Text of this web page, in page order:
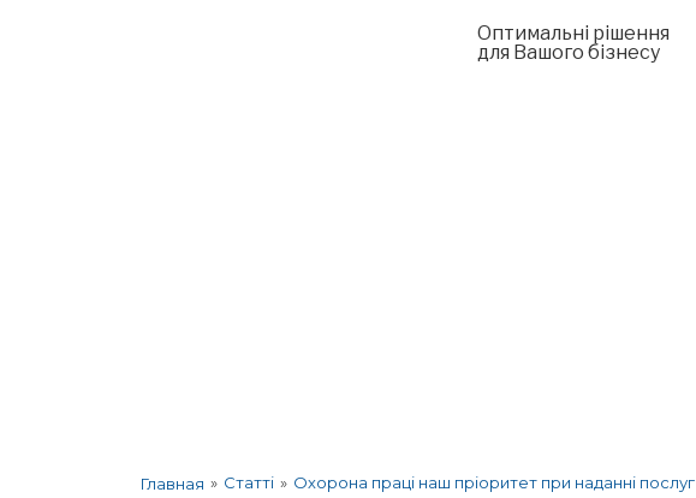
Оптимальні рішення
для Вашого бізнесу
Главная » Статті » Охорона праці наш пріоритет при наданні послуг